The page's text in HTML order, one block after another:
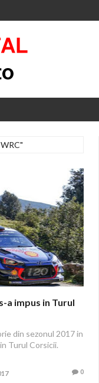
a impus in Turul
din sezonul 2017 in
Turul Corsicii.
0